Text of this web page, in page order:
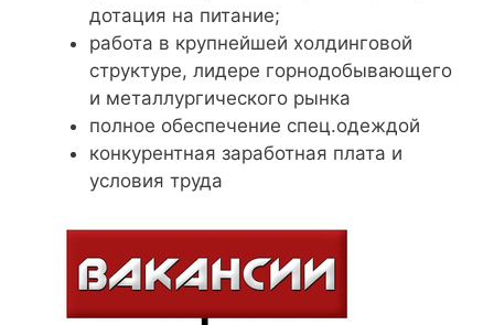
дотация на питание;
работа в крупнейшей холдинговой
структуре, лидере горнодобывающего
и металлургического рынка
полное обеспечение спец.одеждой
конкурентная заработная плата и
условия труда